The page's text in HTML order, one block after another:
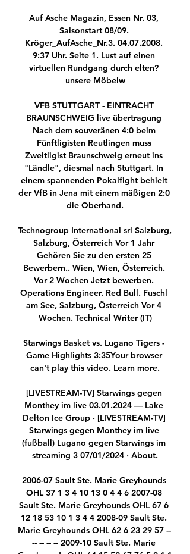
Auf Asche Magazin, Essen Nr. 03,
Saisonstart 08/09.
Kröger_AufAsche_Nr.3. 04.07.2008.
9:37 Uhr. Seite 1. Lust auf einen
virtuellen Rundgang durch elten?
unsere Möbelw
VFB STUTTGART - EINTRACHT
BRAUNSCHWEIG live übertragung
Nach dem souveränen 4:0 beim
Fünftligisten Reutlingen muss
Zweitligist Braunschweig erneut ins
"Ländle", diesmal nach Stuttgart. In
einem spannenden Pokalfight behielt
der VfB in Jena mit einem mäßigen 2:0
die Oberhand.
Technogroup International srl Salzburg,
Salzburg, Österreich Vor 1 Jahr
Gehören Sie zu den ersten 25
Bewerbern.. Wien, Wien, Österreich.
Vor 2 Wochen Jetzt bewerben.
Operations Engineer. Red Bull. Fuschl
am See, Salzburg, Österreich Vor 4
Wochen. Technical Writer (IT)
Starwings Basket vs. Lugano Tigers -
Game Highlights 3:35Your browser
can't play this video. Learn more.
[LIVESTREAM-TV] Starwings gegen
Monthey im live 03.01.2024 — Lake
Delton Ice Group · [LIVESTREAM-TV]
Starwings gegen Monthey im live
(fußball) Lugano gegen Starwings im
streaming 3 07/01/2024 · About.
2006-07 Sault Ste. Marie Greyhounds
OHL 37 1 3 4 10 13 0 4 4 6 2007-08
Sault Ste. Marie Greyhounds OHL 67 6
12 18 53 10 1 3 4 4 2008-09 Sault Ste.
Marie Greyhounds OHL 62 6 23 29 57 --
-- -- -- -- 2009-10 Sault Ste. Marie